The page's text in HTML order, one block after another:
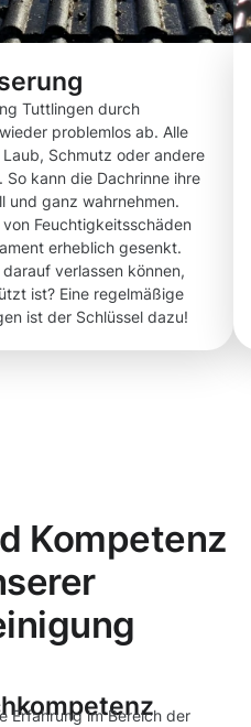
Tuttlingen durch
problemlos ab. Alle
Schmutz oder andere
kann die Dachrinne ihre
und ganz wahrnehmen.
Feuchtigkeitsschäden
erheblich gesenkt.
verlassen können,
ist? Eine regelmäßige
ist der Schlüssel dazu!
Kompetenz
Erfahrung im Bereich der